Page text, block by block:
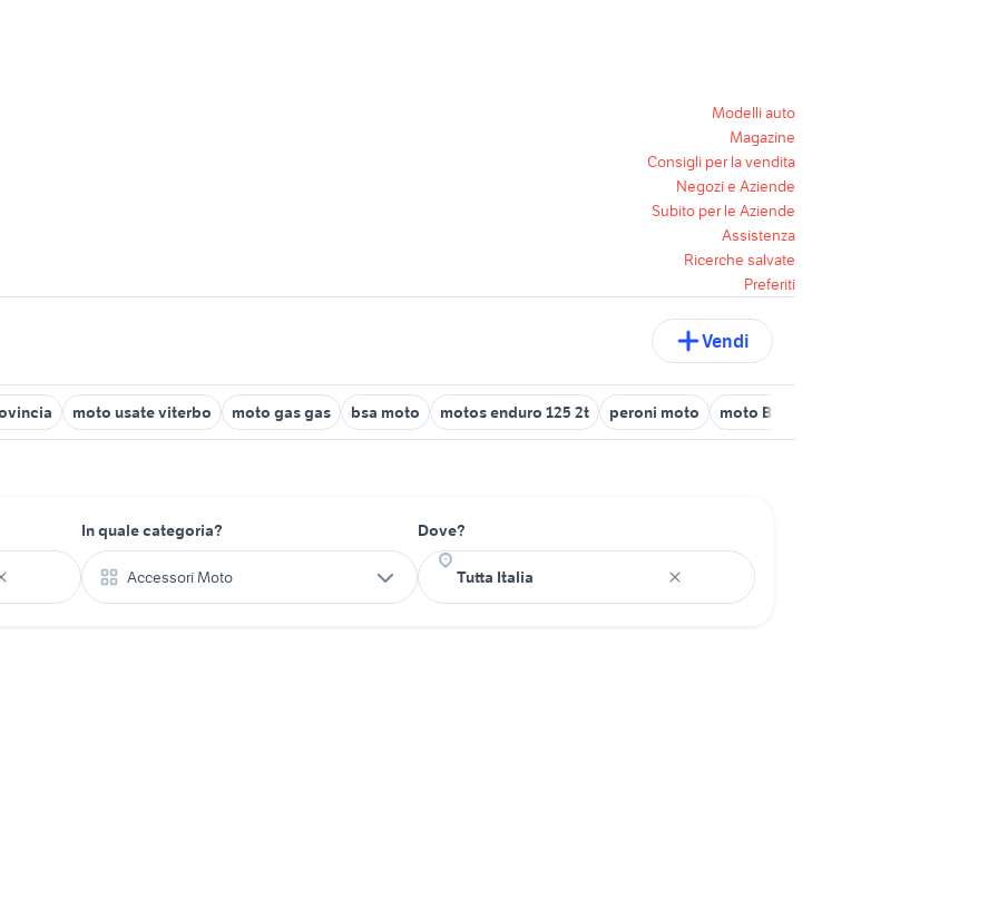
Modelli auto
Magazine
Consigli per la vendita
Negozi e Aziende
Subito per le Aziende
Assistenza
Ricerche salvate
Preferiti
Vendi
moto usate viterbo moto gas gas bsa moto motos enduro 125 2t peroni moto moto Beta Minicross
In quale categoria?
Accessori Moto
Dove?